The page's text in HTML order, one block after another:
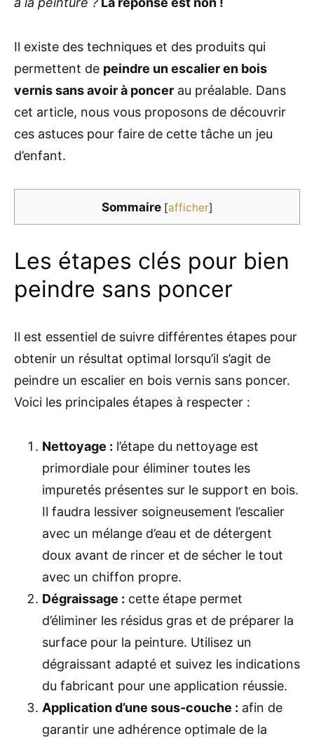
Il existe des techniques et des produits qui
permettent de peindre un escalier en bois
vernis sans avoir à poncer au préalable. Dans
cet article, nous vous proposons de découvrir
ces astuces pour faire de cette tâche un jeu
d’enfant.
Sommaire [afficher]
Les étapes clés pour bien
peindre sans poncer
Il est essentiel de suivre différentes étapes pour
obtenir un résultat optimal lorsqu’il s’agit de
peindre un escalier en bois vernis sans poncer.
Voici les principales étapes à respecter :
Nettoyage : l’étape du nettoyage est
primordiale pour éliminer toutes les
impuretés présentes sur le support en bois.
Il faudra lessiver soigneusement l’escalier
avec un mélange d’eau et de détergent
doux avant de rincer et de sécher le tout
avec un chiffon propre.
Dégraissage : cette étape permet
d’éliminer les résidus gras et de préparer la
surface pour la peinture. Utilisez un
dégraissant adapté et suivez les indications
du fabricant pour une application réussie.
Application d’une sous-couche : afin de
garantir une adhérence optimale de la